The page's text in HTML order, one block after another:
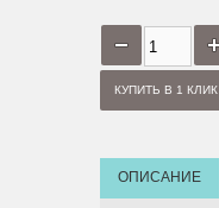
КУПИТЬ В 1 КЛИК
ОПИСАНИЕ